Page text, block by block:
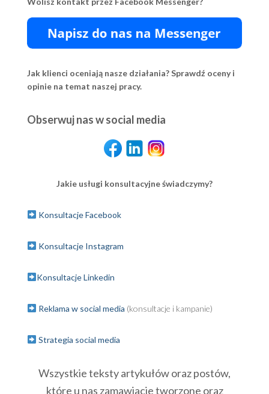
Jak klienci oceniają nasze działania? Sprawdź oceny i
opinie na temat naszej pracy.
Obserwuj nas w social media
Jakie usługi konsultacyjne świadczymy?
Konsultacje Facebook
Konsultacje Instagram
Konsultacje Linkedin
Reklama w social media (konsultacje i kampanie)
Strategia social media
Wszystkie teksty artykułów oraz postów,
które u nas zamawiacie tworzone oraz